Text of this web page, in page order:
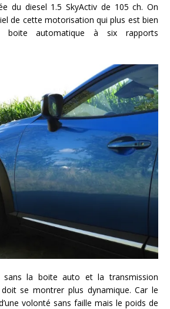
du diesel 1.5 SkyActiv de 105 ch. On
de cette motorisation qui plus est bien
boite automatique à six rapports
la boite auto et la transmission
doit se montrer plus dynamique. Car le
volonté sans faille mais le poids de